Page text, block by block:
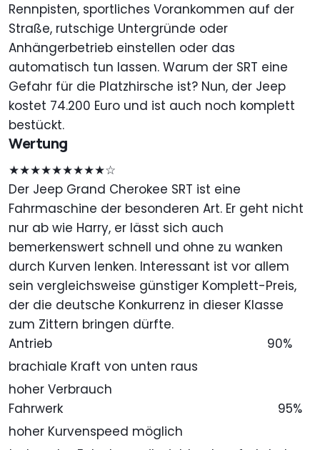
Rennpisten, sportliches Vorankommen auf der
Straße, rutschige Untergründe oder
Anhängerbetrieb einstellen oder das
automatisch tun lassen. Warum der SRT eine
Gefahr für die Platzhirsche ist? Nun, der Jeep
kostet 74.200 Euro und ist auch noch komplett
bestückt.
Wertung
★★★★★★★★★☆
Der Jeep Grand Cherokee SRT ist eine
Fahrmaschine der besonderen Art. Er geht nicht
nur ab wie Harry, er lässt sich auch
bemerkenswert schnell und ohne zu wanken
durch Kurven lenken. Interessant ist vor allem
sein vergleichsweise günstiger Komplett-Preis,
der die deutsche Konkurrenz in dieser Klasse
zum Zittern bringen dürfte.
Antrieb
90%
brachiale Kraft von unten raus
hoher Verbrauch
Fahrwerk
95%
hoher Kurvenspeed möglich